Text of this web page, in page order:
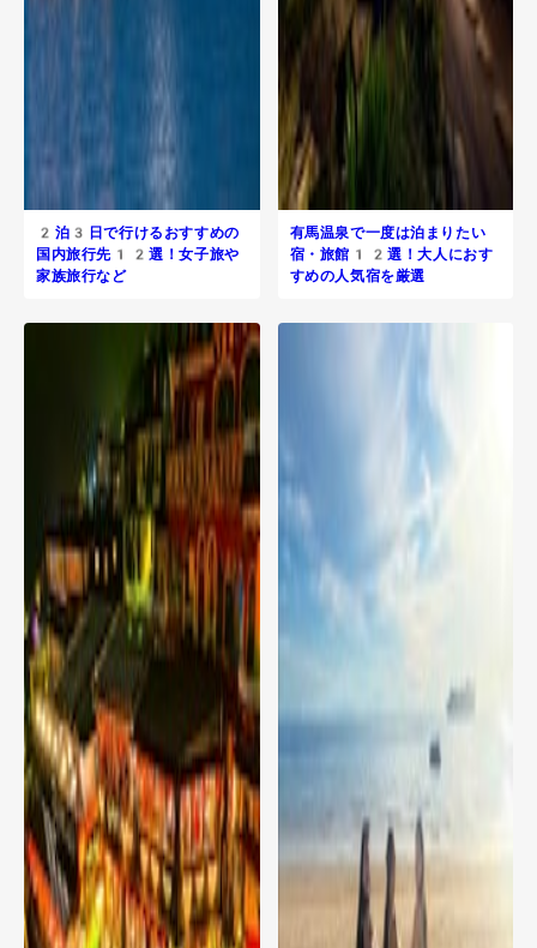
2泊3日で行けるおすすめの
国内旅行先12選！女子旅や
家族旅行など
有馬温泉で一度は泊まりたい
宿・旅館12選！大人におす
すめの人気宿を厳選